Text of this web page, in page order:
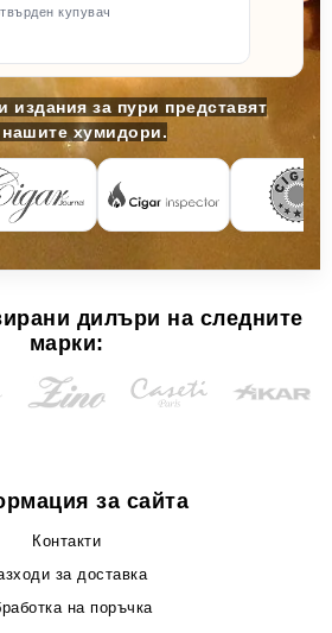
купувач
издания за пури представят
хумидори.
дилъри на следните
марки:
за сайта
Контакти
за доставка
на поръчка